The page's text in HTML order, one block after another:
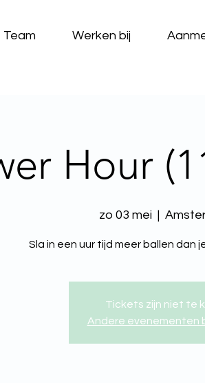
Team Werken bij
Hour
zo 03 mei
  |
Sla in een uur tijd meer ballen dan
Tickets zijn niet te
Andere evenementen